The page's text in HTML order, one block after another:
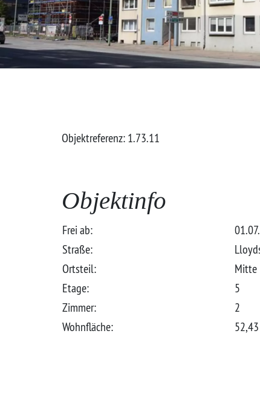
Objektreferenz: 1.73.11
Objektinfo
Frei ab:
Straße:
Ortsteil:
Mitte
Etage:
5
Zimmer:
2
Wohnfläche: